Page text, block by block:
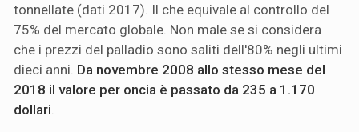
tonnellate (dati 2017). Il che equivale al controllo del
75% del mercato globale. Non male se si considera
che i prezzi del palladio sono saliti dell'80% negli ultimi
dieci anni. Da novembre 2008 allo stesso mese del
2018 il valore per oncia è passato da 235 a 1.170
dollari